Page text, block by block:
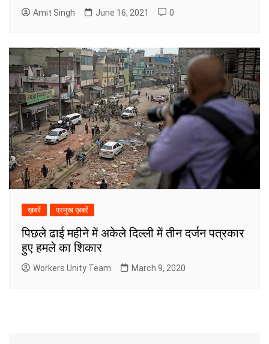
Amit Singh June 16, 2021 0
ख़बरें प्रमुख ख़बरें
पिछले ढाई महीने में अकेले दिल्ली में तीन दर्जन पत्रकार
हुए हमले का शिकार
Workers Unity Team March 9, 2020